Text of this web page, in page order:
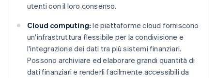
utenti con il loro consenso.
Cloud computing: le piattaforme cloud forniscono
un'infrastruttura flessibile per la condivisione e
l'integrazione dei dati tra più sistemi finanziari.
Possono archiviare ed elaborare grandi quantità di
dati finanziari e renderli facilmente accessibili da